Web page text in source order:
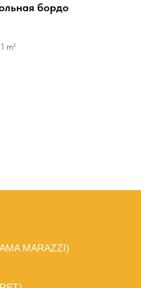
бордо
1 m²
MARAZZI)